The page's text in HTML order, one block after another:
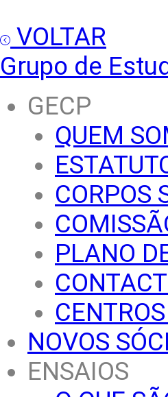
VOLTAR
Grupo de
GECP
QUEM
CORPOS
PLANO
NOVOS
ENSAIOS